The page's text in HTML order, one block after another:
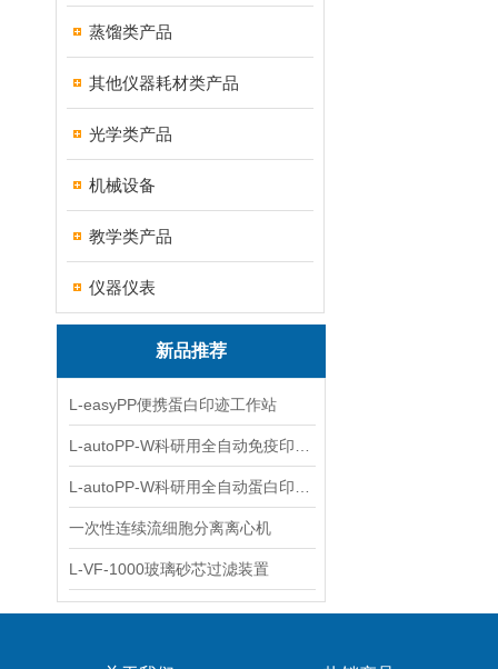
蒸馏类产品
其他仪器耗材类产品
光学类产品
机械设备
教学类产品
仪器仪表
新品推荐
L-easyPP便携蛋白印迹工作站
一次性连续流细胞分离离心机
L-VF-1000玻璃砂芯过滤装置